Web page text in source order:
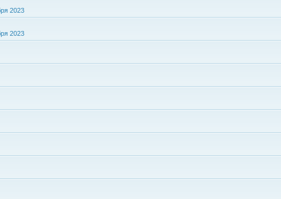
2023
2023